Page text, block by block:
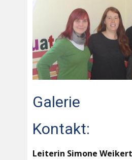
Galerie
Kontakt:
Leiterin Simone Weikert